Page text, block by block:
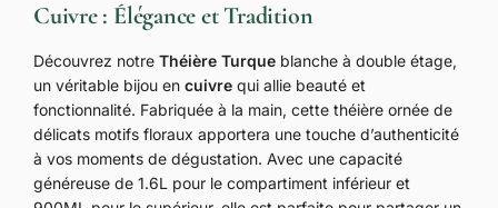
Cuivre : Élégance et Tradition
Découvrez notre Théière Turque blanche à double étage,
un véritable bijou en cuivre qui allie beauté et
fonctionnalité. Fabriquée à la main, cette théière ornée de
délicats motifs floraux apportera une touche d’authenticité
à vos moments de dégustation. Avec une capacité
généreuse de 1.6L pour le compartiment inférieur et